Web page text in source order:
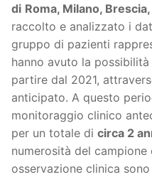
di Roma, Milano,
raccolto e analizzato i
gruppo di pazienti
hanno avuto la
partire dal 2021,
anticipato. A questo
monitoraggio clinico
per un totale di circa 2
numerosità del
osservazione clinica